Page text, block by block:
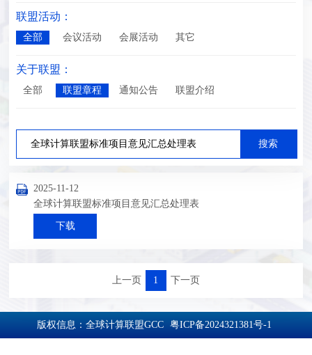
联盟活动：
全部 会议活动 会展活动 其它
关于联盟：
全部 联盟章程 通知公告 联盟介绍
2025-11-12
全球计算联盟标准项目意见汇总处理表
下载
上一页 1 下一页
版权信息：全球计算联盟GCC 粤ICP备2024321381号-1